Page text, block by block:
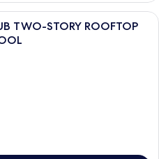
Eine moderne Außenterrasse mit
TWO-STORY ROOFTOP